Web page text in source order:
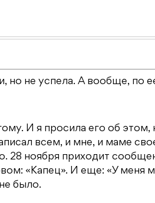
но не успела. А вообще, по
И я просила его об этом,
всем, и мне, и маме
28 ноября приходит
«Капец». И еще: «У меня
было.